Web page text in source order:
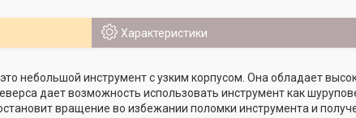
Характеристики
небольшой инструмент с узким корпусом. Она обладает
дает возможность использовать инструмент как
вращение во избежании поломки инструмента и